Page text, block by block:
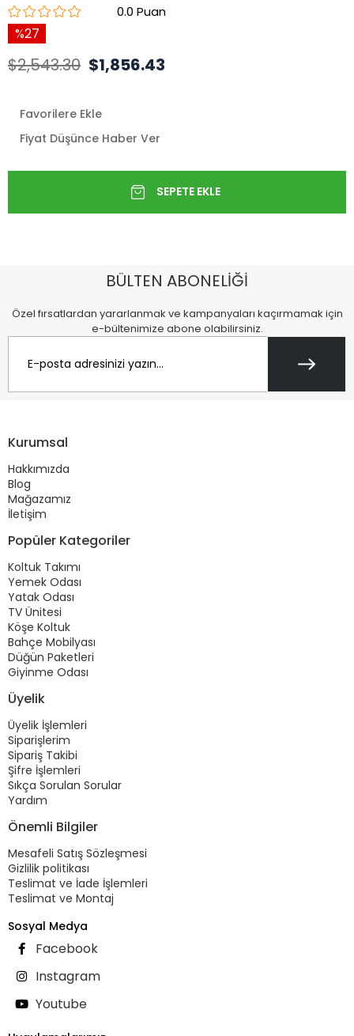
0.0
27
$2,543.30 $1,856.43
Favorilere Ekle
Fiyat Düşünce Haber Ver
BÜLTEN ABONELİĞİ
Özel fırsatlardan yararlanmak ve kampanyaları kaçırmamak için
e-bültenimize abone olabilirsiniz.
Kurumsal
Hakkımızda
Blog
Mağazamız
İletişim
Popüler Kategoriler
Koltuk Takımı
Yemek Odası
Yatak Odası
TV Ünitesi
Köşe Koltuk
Bahçe Mobilyası
Düğün Paketleri
Giyinme Odası
Üyelik
Üyelik İşlemleri
Siparişlerim
Sipariş Takibi
Şifre İşlemleri
Sıkça Sorulan Sorular
Yardım
Önemli Bilgiler
Mesafeli Satış Sözleşmesi
Gizlilik politikası
Teslimat ve İade İşlemleri
Teslimat ve Montaj
Sosyal Medya
Facebook
Instagram
Youtube